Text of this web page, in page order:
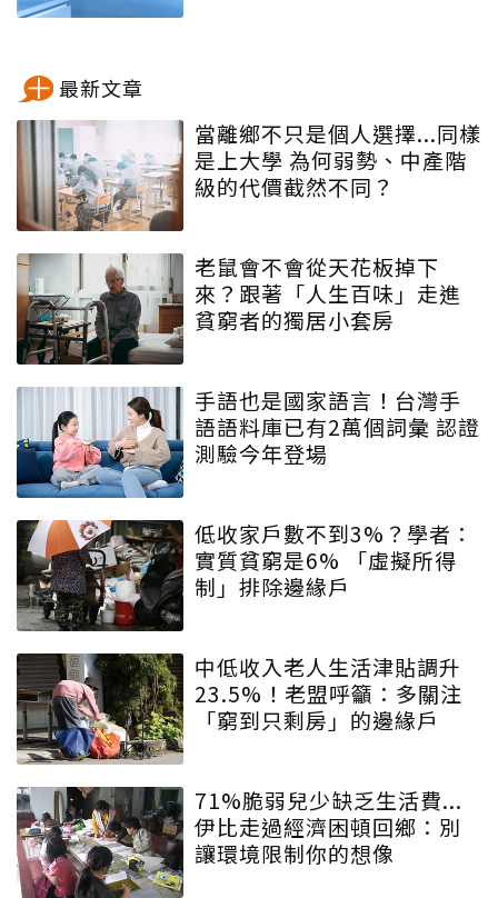
最新文章
當離鄉不只是個人選擇...同樣
是上大學 為何弱勢、中產階
級的代價截然不同？
老鼠會不會從天花板掉下
來？跟著「人生百味」走進
貧窮者的獨居小套房
手語也是國家語言！台灣手
語語料庫已有2萬個詞彙 認證
測驗今年登場
低收家戶數不到3%？學者：
實質貧窮是6% 「虛擬所得
制」排除邊緣戶
中低收入老人生活津貼調升
23.5%！老盟呼籲：多關注
「窮到只剩房」的邊緣戶
71%脆弱兒少缺乏生活費...
伊比走過經濟困頓回鄉：別
讓環境限制你的想像